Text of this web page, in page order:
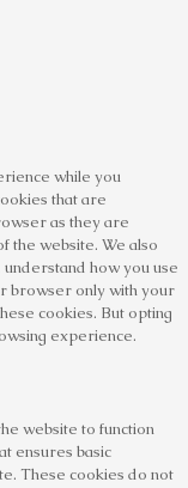
while you
that are
as they are
the website. We also
how you use
browser only with your
cookies. But opting
experience.
website to function
ensures basic
These cookies do not